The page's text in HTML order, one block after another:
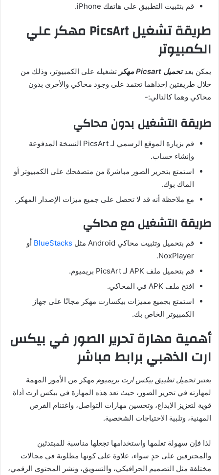
قم بتثبيت التطبيق على هاتفك iPhone.
طريقة تشغيل PicsArt مهكر علي
الكمبيوتر
يمكن بعدتحميل Picsart مهكر
تشغيله على الكمبيوتر، وذلك من
خلال طريقتين إحداهما تعتمد على وجود محاكي والأخرى بدون
محاكي وهما كالتالي:-
طريقة التشغيل بدون محاكي
قم بزيارة الموقع الرسمي لـ PicsArt النسخة المدفوعة
وإنشاء حساب.
استمتع بتحرير الصور مباشرةً من متصفحك على الكمبيوتر أو
الماك بوك.
مع ملاحظة أنه قد لا تحصل على جميع ميزات الإصدار المهكر.
طريقة التشغيل مع محاكي
قم بتحميل وتثبيت محاكي Android مثل BlueStacks أو
NoxPlayer.
قم بتحميل ملف APK لـ PicsArt بريميوم.
افتح ملف APK في المحاكي.
استمتع بجميع مميزات بيكسارت مهكر مجانًا على جهاز
الكمبيوتر الخاص بك.
أهمية مهارة تحرير الصور في بيكس
ارت الذهبي برابط مباشر
يعتبرتحميل تطبيق بيكس ارت بريميوم مهكر من الأمور المهمة
لمهارته في تحرير الصور، حيث تعد هذه المهارة في بيكس ارت أداة
قوية لتعزيز الإبداع، وتحسين مهارات التواصل، واغتنام الفرص
المهنية، وتلبية الاحتياجات الشخصية.
لذا فإن سهولة تعلمها واستخدامها تجعلها مناسبة للمبتدئين
والمحترفين على حدٍ سواء، علاوة على كونها مطلوبة في مجالات
مختلفة مثل التصميم الجرافيكي، والتسويق، ونشر المحتوى الرقمي،